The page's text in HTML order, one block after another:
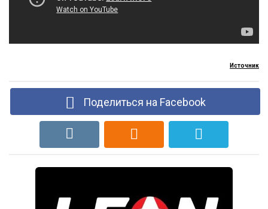
Источник
Поделиться на Facebook